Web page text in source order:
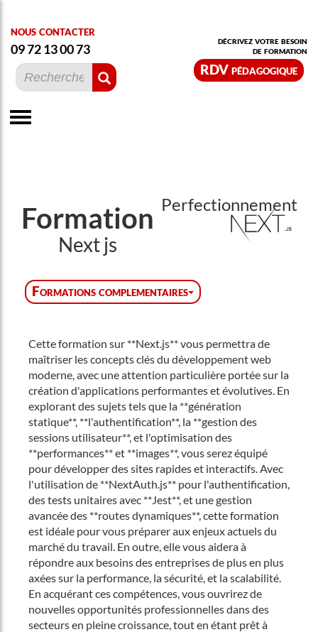
nous contacter
09 72 13 00 73
décrivez votre besoin
de formation
RDV pédagogique
Formation
Next js
Perfectionnement
Formations complementaires
Cette formation sur **Next.js** vous permettra de
maîtriser les concepts clés du développement web
moderne, avec une attention particulière portée sur la
création d'applications performantes et évolutives. En
explorant des sujets tels que la **génération
statique**, **l'authentification**, la **gestion des
sessions utilisateur**, et l'optimisation des
**performances** et **images**, vous serez équipé
pour développer des sites rapides et interactifs. Avec
l'utilisation de **NextAuth.js** pour l'authentification,
des tests unitaires avec **Jest**, et une gestion
avancée des **routes dynamiques**, cette formation
est idéale pour vous préparer aux enjeux actuels du
marché du travail. En outre, elle vous aidera à
répondre aux besoins des entreprises de plus en plus
axées sur la performance, la sécurité, et la scalabilité.
En acquérant ces compétences, vous ouvrirez de
nouvelles opportunités professionnelles dans des
secteurs en pleine croissance, tout en étant prêt à